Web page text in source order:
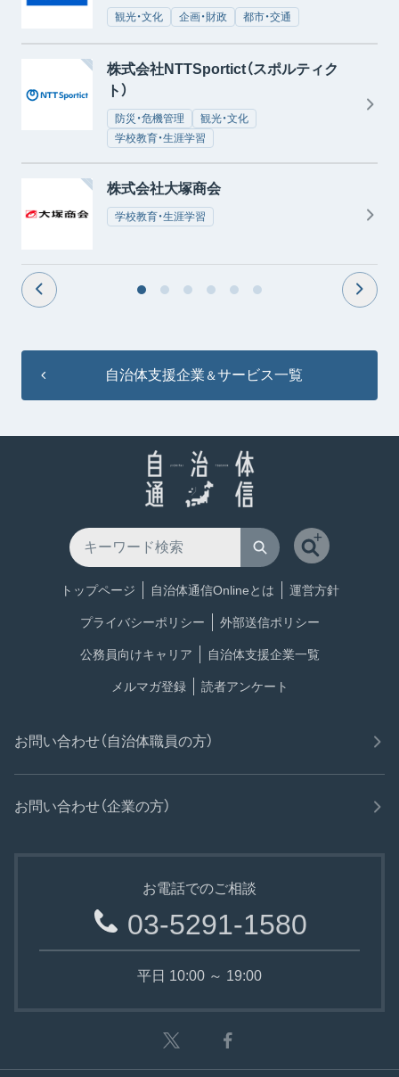
観光・文化 企画・財政 都市・交通
株式会社NTTSportict（スポルティク
ト）
防災・危機管理
観光・文化
学校教育・生涯学習
株式会社大塚商会
学校教育・生涯学習
自治体支援企業 ＆サービス一覧
トップページ 自治体通信Onlineとは 運営方針
プライバシーポリシー 外部送信ポリシー
公務員向けキャリア 自治体支援企業一覧
メルマガ登録 読者アンケート
お問い合わせ（自治体職員の方）
お問い合わせ（企業の方）
お電話でのご相談
03-5291-1580
平日 10:00 ～ 19:00